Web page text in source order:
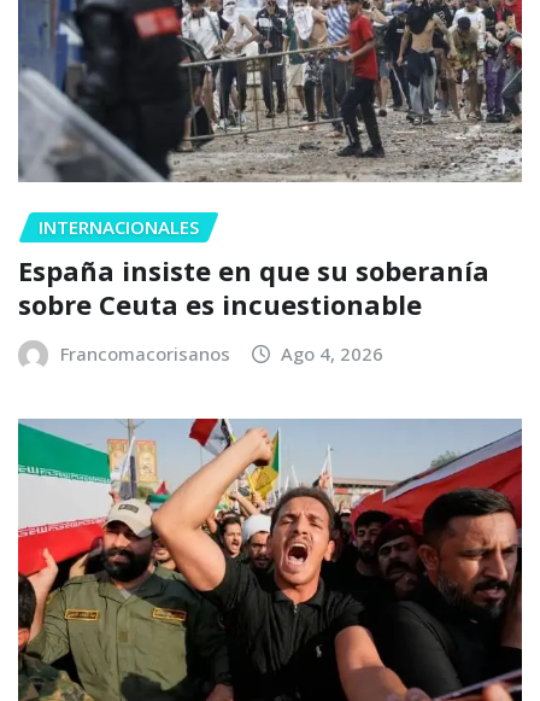
INTERNACIONALES
España insiste en que su soberanía
sobre Ceuta es incuestionable
Francomacorisanos Ago 4, 2026